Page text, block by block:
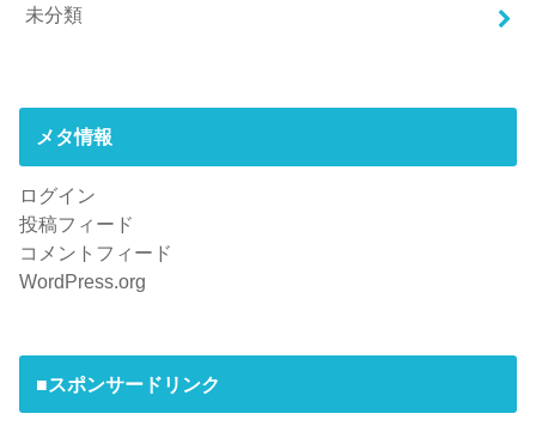
未分類
メタ情報
ログイン
投稿フィード
コメントフィード
WordPress.org
■スポンサードリンク